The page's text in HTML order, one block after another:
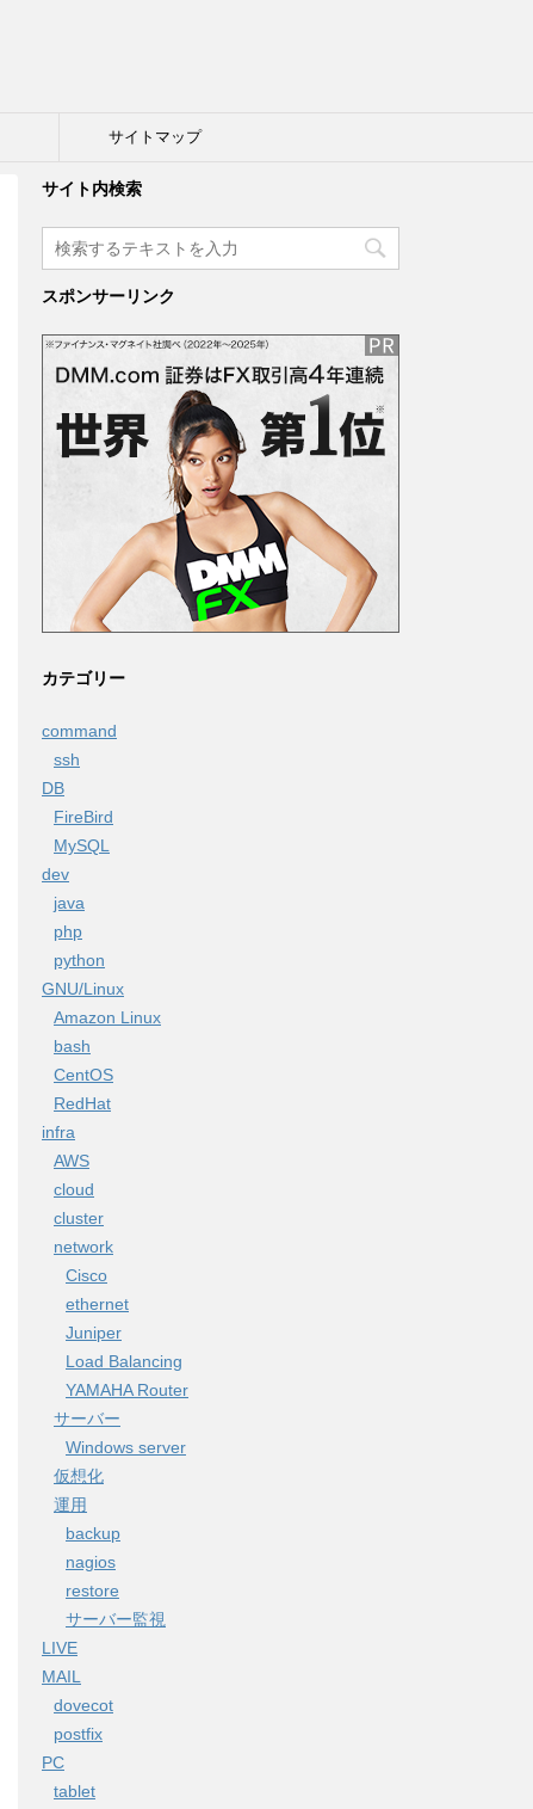
サイトマップ
サイト内検索
スポンサーリンク
カテゴリー
command
ssh
DB
FireBird
MySQL
dev
java
php
python
GNU/Linux
Amazon Linux
bash
CentOS
RedHat
infra
AWS
cloud
cluster
network
Cisco
ethernet
Juniper
Load Balancing
YAMAHA Router
サーバー
Windows server
仮想化
運用
backup
nagios
restore
サーバー監視
LIVE
MAIL
dovecot
postfix
PC
tablet